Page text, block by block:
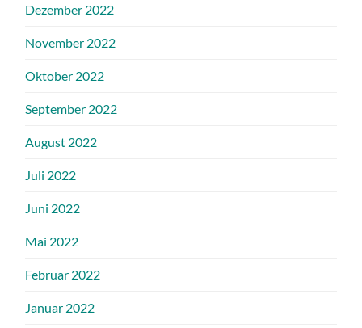
Dezember 2022
November 2022
Oktober 2022
September 2022
August 2022
Juli 2022
Juni 2022
Mai 2022
Februar 2022
Januar 2022